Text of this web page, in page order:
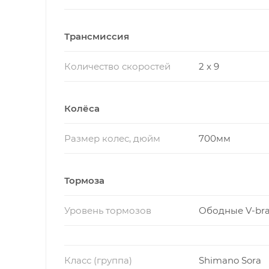
Трансмиссия
Количество скоростей 2 x 9
Колёса
Размер колес, дюйм 700мм
Тормоза
Уровень тормозов Ободные V-
Класс (группа) Shimano Sora